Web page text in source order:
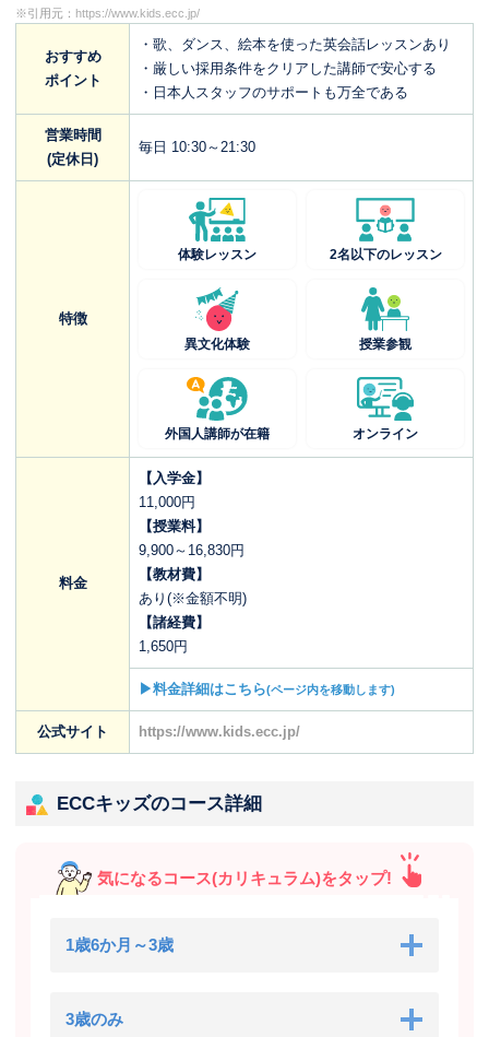
※引用元： https://www.kids.ecc.jp/
おすすめ
ポイント
・歌、ダンス、絵本を使った英会話レッスンあり
・厳しい採用条件をクリアした講師で安心する
・日本人スタッフのサポートも万全である
営業時間
(定休日)
毎日 10:30～21:30
特徴
体験レッスン 2名以下のレッスン
異文化体験 授業参観
外国人講師が在籍 オンライン
料金
【入学金】
11,000円
【授業料】
9,900～16,830円
【教材費】
あり(※金額不明)
【諸経費】
1,650円
▶料金詳細はこちら(ページ内を移動します)
公式サイト https://www.kids.ecc.jp/
ECCキッズのコース詳細
気になるコース(カリキュラム)をタップ!
1歳6か月～3歳
3歳のみ